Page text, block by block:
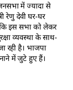
में ज्यादा से
रेणु देवी घर-घर
कि इस सभा को लेकर
व्यवस्था के साथ-
रही है। भाजपा
में जुटे हुए हैं।